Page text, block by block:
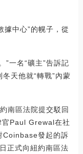
中心”的幌子，從
一名“礦主”告訴記
天他就“轉戰”內蒙
南區法院提交駁回
Paul Grewal在社
Coinbase發起的訴
正式向紐約南區法